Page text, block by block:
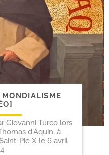
MONDIALISME
Giovanni Turco lors
d'Aquin, à
Pie X le 6 avril